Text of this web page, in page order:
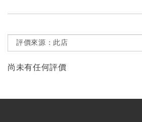
尚未有任何評價